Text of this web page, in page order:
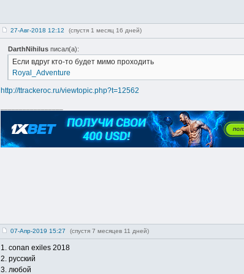
27-Авг-2018 12:12 (спустя 1 месяц 16 дней)
DarthNihilus писал(а):
Если вдруг кто-то будет мимо проходить
Royal_Adventure
http://ttrackeroc.ru/viewtopic.php?t=12562
07-Апр-2019 15:27 (спустя 7 месяцев 11 дней)
1. conan exiles 2018
2. русский
3. любой